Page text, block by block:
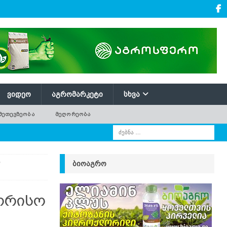
ᲕᲘᲓᲔᲝ ᲐᲒᲠᲝᲛᲐᲠᲙᲔᲢᲘ ᲡᲮᲕᲐ
ᲛᲔᲦᲝᲠᲔᲝᲑᲐ
ᲑᲘᲝᲐᲒᲠᲝ